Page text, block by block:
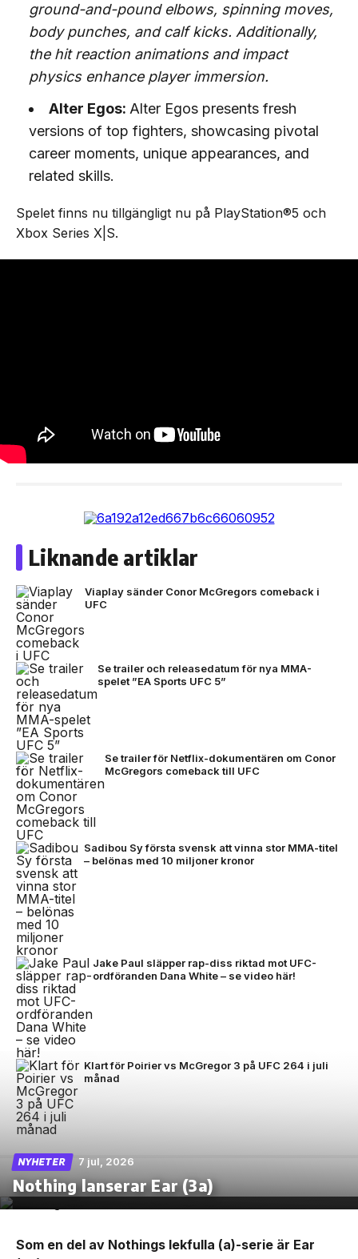
ground-and-pound elbows, spinning moves,
body punches, and calf kicks. Additionally,
the hit reaction animations and impact
physics enhance player immersion.
Alter Egos: Alter Egos presents fresh
versions of top fighters, showcasing pivotal
career moments, unique appearances, and
related skills.
Spelet finns nu tillgängligt nu på PlayStation®5 och
Xbox Series X|S.
Liknande artiklar
Viaplay sänder Conor McGregors comeback i
UFC
Se trailer och releasedatum för nya MMA-
spelet ”EA Sports UFC 5”
Se trailer för Netflix-dokumentären om Conor
McGregors comeback till UFC
Sadibou Sy första svensk att vinna stor MMA-titel
– belönas med 10 miljoner kronor
Jake Paul släpper rap-diss riktad mot UFC-
ordföranden Dana White – se video här!
Klart för Poirier vs McGregor 3 på UFC 264 i juli
månad
NYHETER 7 jul, 2026
Nothing lanserar Ear (3a)
Som en del av Nothings lekfulla (a)-serie är Ear